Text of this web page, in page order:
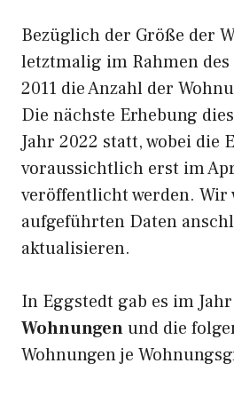
Bezüglich der Größe der
letztmalig im Rahmen des
2011 die Anzahl der
Die nächste Erhebung
Jahr 2022 statt, wobei die
voraussichtlich erst im
veröffentlicht werden. Wir
aufgeführten Daten
aktualisieren.
In Eggstedt gab es im
Wohnungenund die
Wohnungen je